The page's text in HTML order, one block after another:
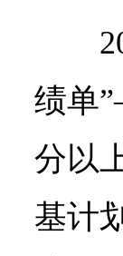
绩单
分以
基计